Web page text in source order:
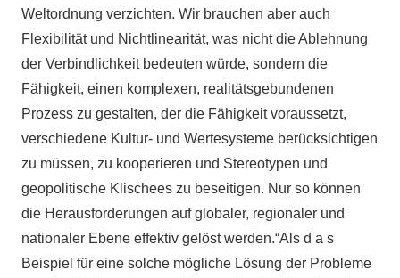
Weltordnung verzichten. Wir brauchen aber auch
Flexibilität und Nichtlinearität, was nicht die Ablehnung
der Verbindlichkeit bedeuten würde, sondern die
Fähigkeit, einen komplexen, realitätsgebundenen
Prozess zu gestalten, der die Fähigkeit voraussetzt,
verschiedene Kultur- und Wertesysteme berücksichtigen
zu müssen, zu kooperieren und Stereotypen und
geopolitische Klischees zu beseitigen. Nur so können
die Herausforderungen auf globaler, regionaler und
nationaler Ebene effektiv gelöst werden.“Als d a s
Beispiel für eine solche mögliche Lösung der Probleme